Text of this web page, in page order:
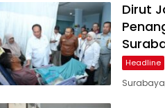
Dirut
Headline